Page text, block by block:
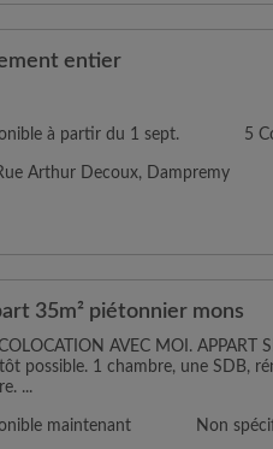
entier
à partir du 1 sept. 5
Arthur Decoux, Dampremy
35m² piétonnier mons
AVEC MOI. APPART
possible. 1 chambre, une SDB,
...
maintenant Non